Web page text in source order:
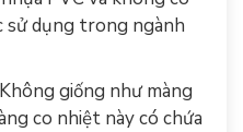
sử dụng trong ngành
giống như màng
co nhiệt này có chứa